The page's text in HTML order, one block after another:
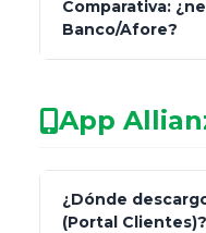
patrimonio con
legalmente
Comparativa:
Banco/Afore?
Característica
App
¿Dónde
(Portal Clientes)?